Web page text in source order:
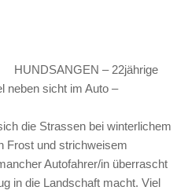
HUNDSANGEN – 22jährige
neben sicht im Auto –
die Strassen bei winterlichem
Frost und strichweisem
Autofahrer/in überrascht
in die Landschaft macht. Viel